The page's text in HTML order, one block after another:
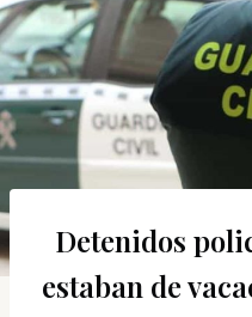
Detenidos
estaban de